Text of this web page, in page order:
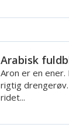
Arabisk
Aron er en ener.
rigtig
ridet...